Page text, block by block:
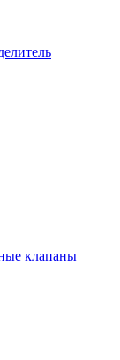
клапаны